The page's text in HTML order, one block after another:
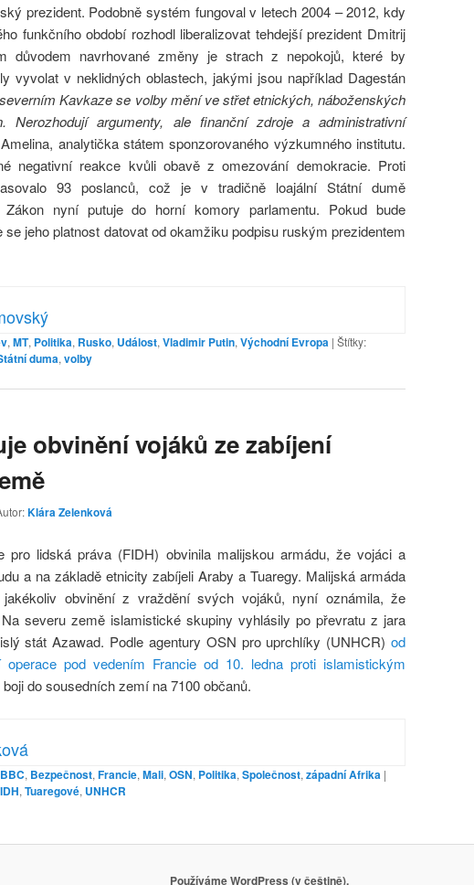
prezident. Podobně systém fungoval v letech 2004 – 2012, kdy
funkčního období rozhodl liberalizovat tehdejší prezident Dmitrij
důvodem navrhované změny je strach z nepokojů, které by
vyvolat v neklidných oblastech, jakými jsou například Dagestán
Kavkaze se volby mění ve střet etnických, náboženských
Nerozhodují argumenty, ale finanční zdroje a administrativní
analytička státem sponzorovaného výzkumného institutu.
negativní reakce kvůli obavě z omezování demokracie. Proti
93 poslanců, což je v tradičně loajální Státní dumě
Zákon nyní putuje do horní komory parlamentu. Pokud bude
jeho platnost datovat od okamžiku podpisu ruským prezidentem
, MT, Politika, Rusko, Událost, Vladimir Putin, Východní Evropa | Štítky:
duma, volby
obvinění vojáků ze zabíjení
Klára Zelenková
pro lidská práva (FIDH) obvinila malijskou armádu, že vojáci a
a na základě etnicity zabíjeli Araby a Tuaregy. Malijská armáda
obvinění z vraždění svých vojáků, nyní oznámila, že
severu země islamistické skupiny vyhlásily po převratu z jara
stát Azawad. Podle agentury OSN pro uprchlíky (UNHCR) od
operace pod vedením Francie od 10. ledna proti islamistickým
boji do sousedních zemí na 7100 občanů.
BBC, Bezpečnost, Francie, Mali, OSN, Politika, Společnost, západní Afrika |
, Tuaregové, UNHCR
Používáme WordPress (v češtině).